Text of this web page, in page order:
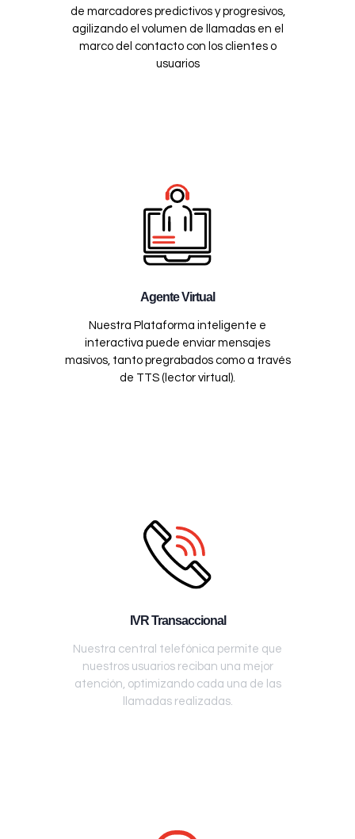
de marcadores predictivos y progresivos,
agilizando el volumen de llamadas en el
marco del contacto con los clientes o
usuarios
Agente Virtual
Nuestra Plataforma inteligente e
interactiva puede enviar mensajes
masivos, tanto pregrabados como a través
de TTS (lector virtual).
IVR Transaccional
Nuestra central telefónica permite que
nuestros usuarios reciban una mejor
atención, optimizando cada una de las
llamadas realizadas.